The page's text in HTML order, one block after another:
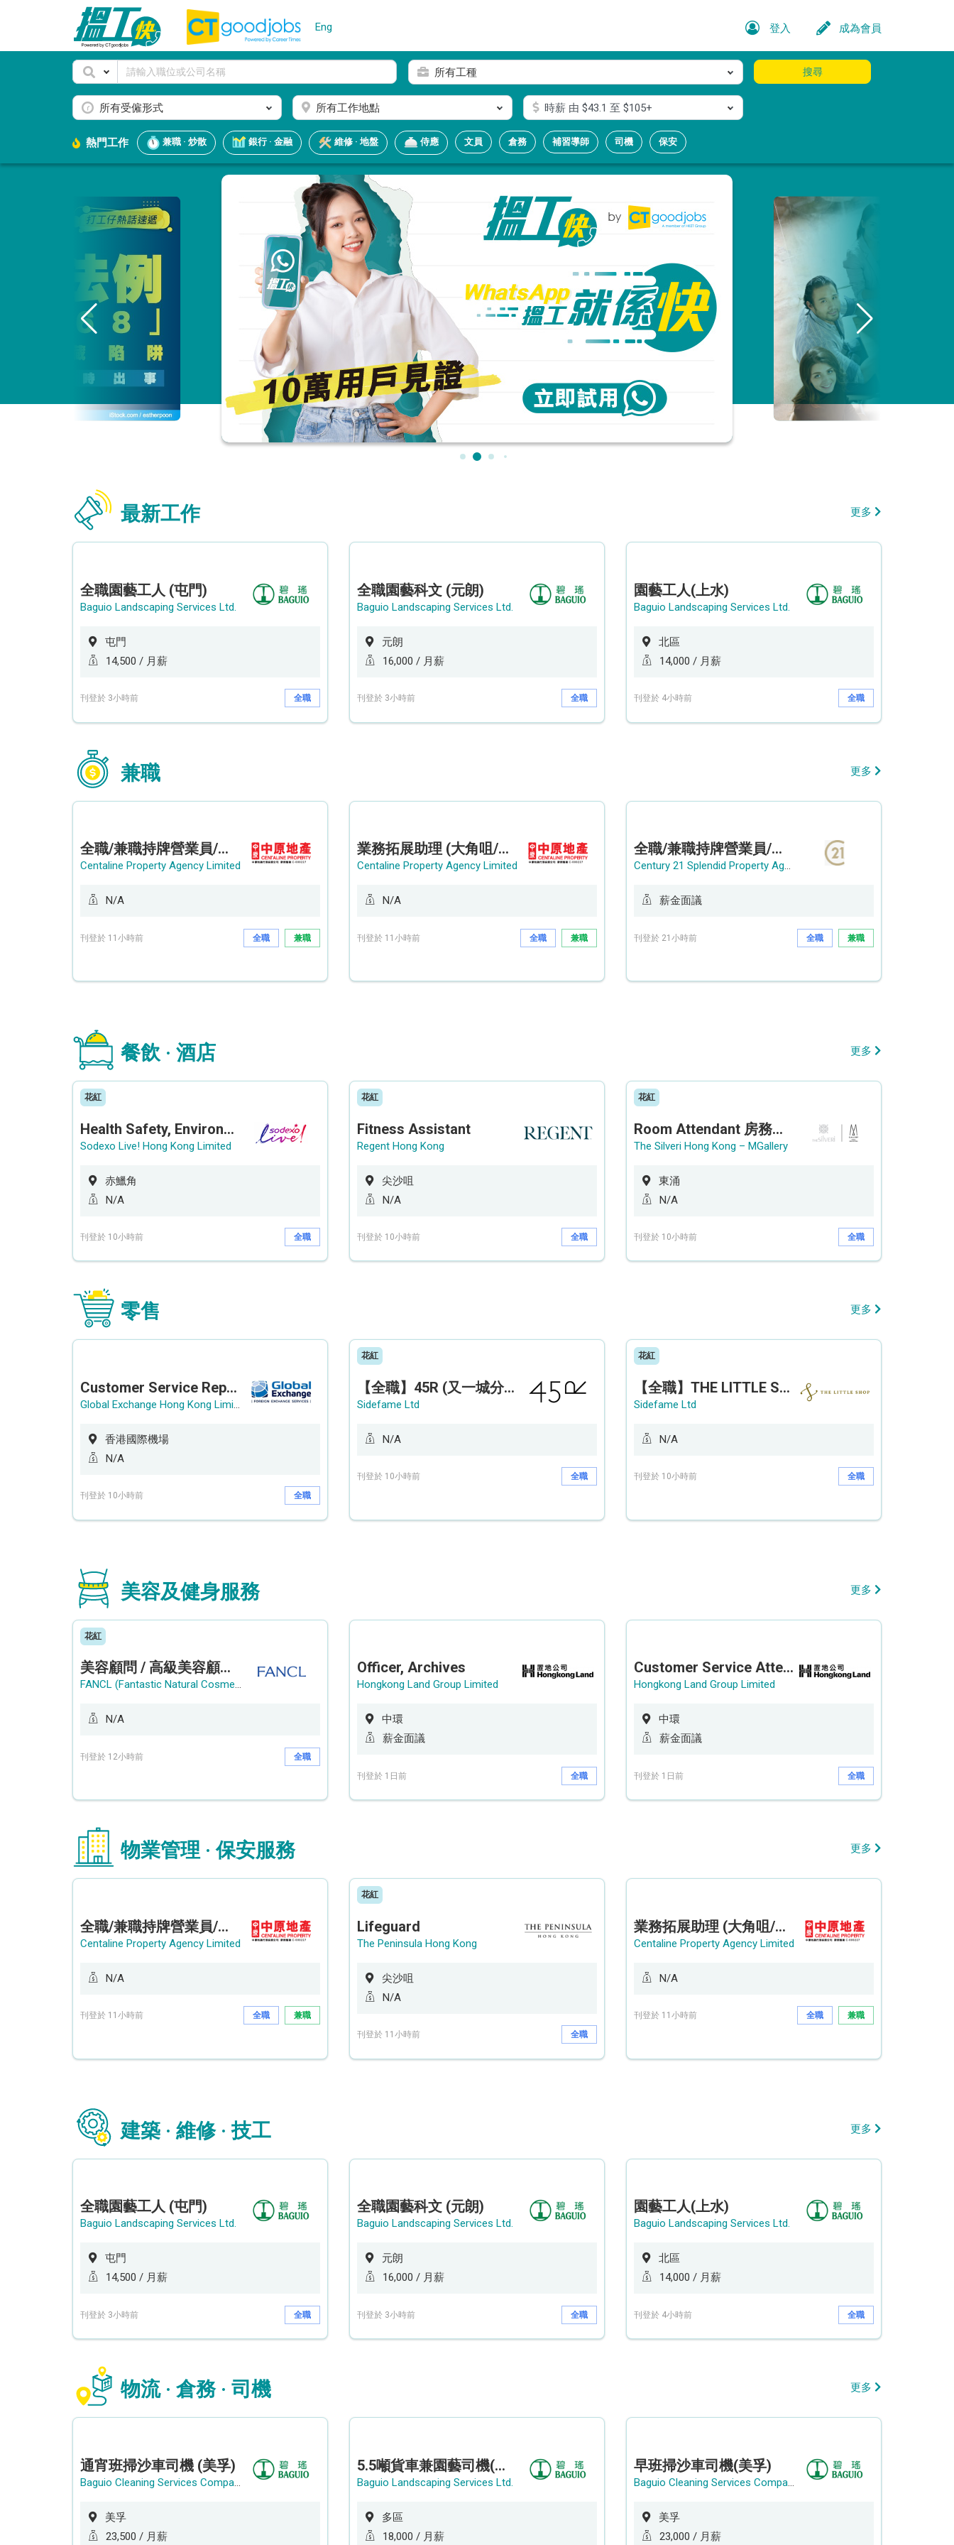
Eng 登入 成為會員
所有工種
所有受僱形式 所有工作地點 時薪由 $43.1 至 $105+
搜尋
熱門工作 兼職 · 炒散 銀行 · 金融 維修 · 地盤 侍應 文員 倉務 補習導師 司機 保安
最新工作 更多
全職園藝工人 (屯門)
Baguio Landscaping Services Ltd.
屯門
14,500 / 月薪
刊登於 3小時前 全職
全職園藝科文 (元朗)
Baguio Landscaping Services Ltd.
元朗
16,000 / 月薪
刊登於 3小時前 全職
園藝工人(上水)
Baguio Landscaping Services Ltd.
北區
14,000 / 月薪
刊登於 4小時前 全職
兼職 更多
全職/兼職持牌營業員/持牌地產代理 (長沙灣/將軍澳/油塘)
Centaline Property Agency Limited
N/A
刊登於 11小時前 全職 兼職
業務拓展助理 (大角咀/荔枝角/九龍塘)
Centaline Property Agency Limited
N/A
刊登於 11小時前 全職 兼職
全職/兼職持牌營業員/持牌地產代理
Century 21 Splendid Property Agency
薪金面議
刊登於 21小時前 全職 兼職
餐飲 · 酒店 更多
花紅
Health Safety, Environment & Quality Assurance Officer (Maternity cover – 5 months contract)
Sodexo Live! Hong Kong Limited
赤鱲角
N/A
刊登於 10小時前 全職
花紅
Fitness Assistant
Regent Hong Kong
尖沙咀
N/A
刊登於 10小時前 全職
花紅
Room Attendant 房務員 (Accor Hotel)
The Silveri Hong Kong – MGallery
東涌
N/A
刊登於 10小時前 全職
零售 更多
Customer Service Representative (Airport)
Global Exchange Hong Kong Limited
香港國際機場
N/A
刊登於 10小時前 全職
花紅
【全職】45R (又一城分店) Sales Operation Assistant 銷售營運助理【永久保證佣金+新人獎金$3,000】
Sidefame Ltd
N/A
刊登於 10小時前 全職
花紅
【全職】THE LITTLE SHOP (利園分店) Sales Operation Assistant 銷售營運助理【永久保證佣金+新人獎金$3,000】
Sidefame Ltd
N/A
刊登於 10小時前 全職
美容及健身服務 更多
花紅
美容顧問 / 高級美容顧問 (Beauty Consultant / Senior Beauty Consultant)
FANCL (Fantastic Natural Cosmetics Limited)
N/A
刊登於 12小時前 全職
Officer, Archives
Hongkong Land Group Limited
中環
薪金面議
刊登於 1日前 全職
Customer Service Attendant (5-day work)
Hongkong Land Group Limited
中環
薪金面議
刊登於 1日前 全職
物業管理 · 保安服務 更多
全職/兼職持牌營業員/持牌地產代理 (長沙灣/將軍澳/油塘)
Centaline Property Agency Limited
N/A
刊登於 11小時前 全職 兼職
花紅
Lifeguard
The Peninsula Hong Kong
尖沙咀
N/A
刊登於 11小時前 全職
業務拓展助理 (大角咀/荔枝角/九龍塘)
Centaline Property Agency Limited
N/A
刊登於 11小時前 全職 兼職
建築 · 維修 · 技工 更多
全職園藝工人 (屯門)
Baguio Landscaping Services Ltd.
屯門
14,500 / 月薪
刊登於 3小時前 全職
全職園藝科文 (元朗)
Baguio Landscaping Services Ltd.
元朗
16,000 / 月薪
刊登於 3小時前 全職
園藝工人(上水)
Baguio Landscaping Services Ltd.
北區
14,000 / 月薪
刊登於 4小時前 全職
物流 · 倉務 · 司機 更多
通宵班掃沙車司機 (美孚)
Baguio Cleaning Services Company Limited
美孚
23,500 / 月薪
5.5噸貨車兼園藝司機(港九新界)
Baguio Landscaping Services Ltd.
多區
18,000 / 月薪
早班掃沙車司機(美孚)
Baguio Cleaning Services Company Limited
美孚
23,000 / 月薪